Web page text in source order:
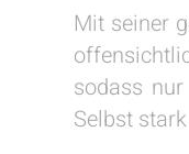
Mit seiner
sodass
Selbst